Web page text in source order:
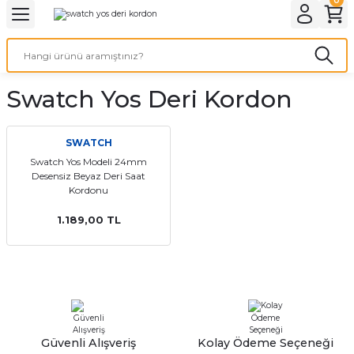
Geri Dön
& ELEKTİRİK AYDINLATMA & ELEKTRİK
AYDINLATMA
Geri Dön
ve Cihaz Pilleri
ÇEŞİTLERİ
ÇEŞİTLERİ
Geri Dön
Geri Dön
Kordon Çeşitleri
kordonları
Kordonu
saat kordonu
Swatch Yos Deri Kordon
SWATCH
Swatch Yos Modeli 24mm
Desensiz Beyaz Deri Saat
Kordonu
1.189,00 TL
Güvenli Alışveriş Kolay Ödeme Seçeneği